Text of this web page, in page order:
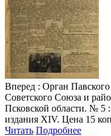
Вперед : Орган
Советского Союза и
Псковской области. № 5
издания XIV. Цена 15
Читать Подробнее